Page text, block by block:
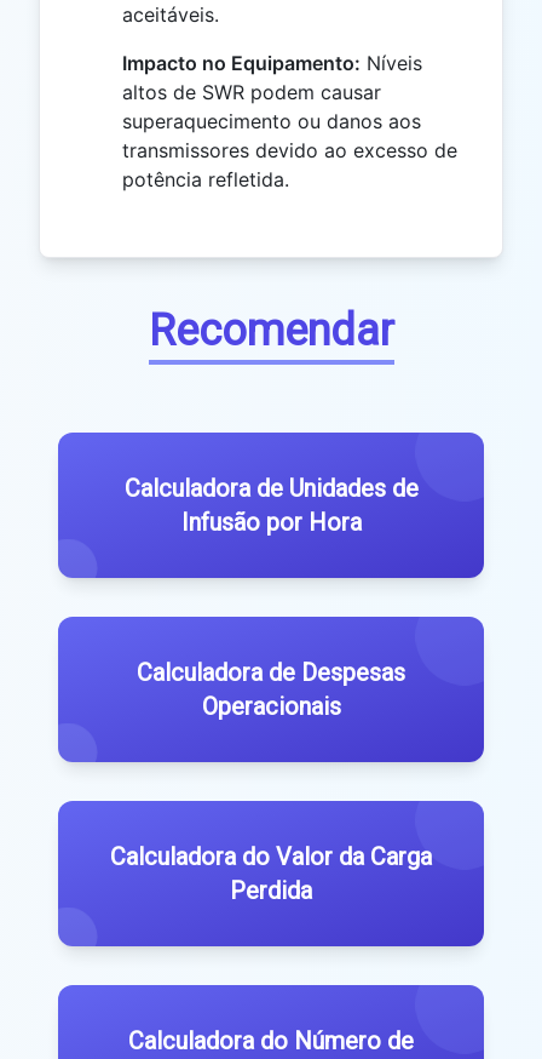
aceitáveis.
Impacto no Equipamento: Níveis
altos de SWR podem causar
superaquecimento ou danos aos
transmissores devido ao excesso de
potência refletida.
Recomendar
Calculadora de Unidades de
Infusão por Hora
Calculadora de Despesas
Operacionais
Calculadora do Valor da Carga
Perdida
Calculadora do Número de